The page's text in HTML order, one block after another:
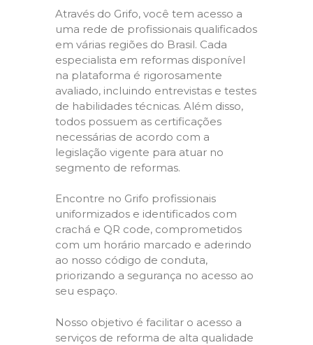
Através do Grifo, você tem acesso a
uma rede de profissionais qualificados
em várias regiões do Brasil. Cada
especialista em reformas disponível
na plataforma é rigorosamente
avaliado, incluindo entrevistas e testes
de habilidades técnicas. Além disso,
todos possuem as certificações
necessárias de acordo com a
legislação vigente para atuar no
segmento de reformas.
Encontre no Grifo profissionais
uniformizados e identificados com
crachá e QR code, comprometidos
com um horário marcado e aderindo
ao nosso código de conduta,
priorizando a segurança no acesso ao
seu espaço.
Nosso objetivo é facilitar o acesso a
serviços de reforma de alta qualidade